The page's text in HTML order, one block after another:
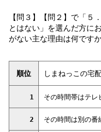
【問３】【問２】で「５
とはない」を選んだ方に
がない主な理由は何ですか
順位 しまねっこの宅
1 その時間帯はテレ
2 その時間は別の番